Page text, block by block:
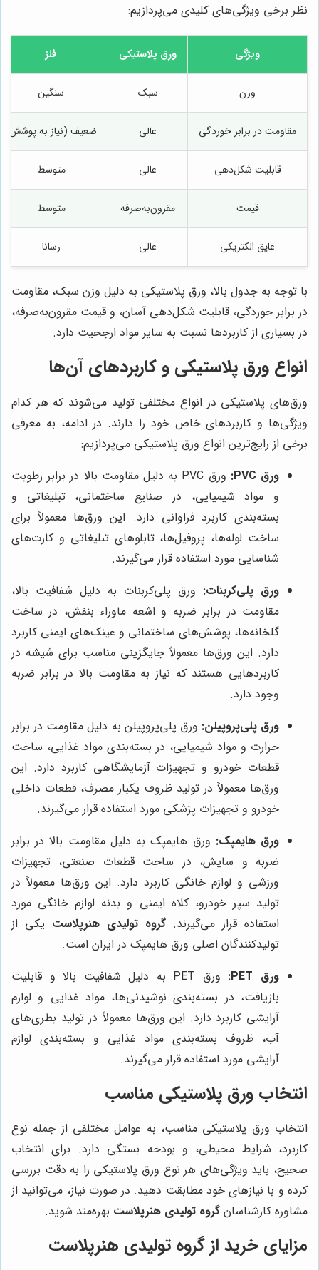
نظر برخی ویژگی‌های کلیدی می‌پردازیم:
ویژگی ورق پلاستیکی فلز
وزن سبک سنگین
مقاومت در برابر خوردگی عالی ضعیف (نیاز به پوشش)
قابلیت شکل‌دهی عالی متوسط
قیمت مقرون‌به‌صرفه متوسط
عایق الکتریکی عالی رسانا
با توجه به جدول بالا، ورق پلاستیکی به دلیل وزن سبک، مقاومت
در برابر خوردگی، قابلیت شکل‌دهی آسان، و قیمت مقرون‌به‌صرفه،
در بسیاری از کاربردها نسبت به سایر مواد ارجحیت دارد.
انواع ورق پلاستیکی و کاربردهای آن‌ها
ورق‌های پلاستیکی در انواع مختلفی تولید می‌شوند که هر کدام
ویژگی‌ها و کاربردهای خاص خود را دارند. در ادامه، به معرفی
برخی از رایج‌ترین انواع ورق پلاستیکی می‌پردازیم:
ورق PVC:
ورق PVC به دلیل مقاومت بالا در برابر رطوبت
و مواد شیمیایی، در صنایع ساختمانی، تبلیغاتی و
بسته‌بندی کاربرد فراوانی دارد. این ورق‌ها معمولاً برای
ساخت لوله‌ها، پروفیل‌ها، تابلوهای تبلیغاتی و کارت‌های
شناسایی مورد استفاده قرار می‌گیرند.
ورق پلی‌کربنات: ورق پلی‌کربنات به دلیل شفافیت بالا،
مقاومت در برابر ضربه و اشعه ماوراء بنفش، در ساخت
گلخانه‌ها، پوشش‌های ساختمانی و عینک‌های ایمنی کاربرد
دارد. این ورق‌ها معمولاً جایگزینی مناسب برای شیشه در
کاربردهایی هستند که نیاز به مقاومت بالا در برابر ضربه
وجود دارد.
ورق پلی‌پروپیلن: ورق پلی‌پروپیلن به دلیل مقاومت در برابر
حرارت و مواد شیمیایی، در بسته‌بندی مواد غذایی، ساخت
قطعات خودرو و تجهیزات آزمایشگاهی کاربرد دارد. این
ورق‌ها معمولاً در تولید ظروف یکبار مصرف، قطعات داخلی
خودرو و تجهیزات پزشکی مورد استفاده قرار می‌گیرند.
ورق هایمپک: ورق هایمپک به دلیل مقاومت بالا در برابر
ضربه و سایش، در ساخت قطعات صنعتی، تجهیزات
ورزشی و لوازم خانگی کاربرد دارد. این ورق‌ها معمولاً در
تولید سپر خودرو، کلاه ایمنی و بدنه لوازم خانگی مورد
استفاده قرار می‌گیرند. گروه تولیدی هنرپلاست یکی از
تولیدکنندگان اصلی ورق هایمپک در ایران است.
ورق PET:
ورق PET به دلیل شفافیت بالا و قابلیت
بازیافت، در بسته‌بندی نوشیدنی‌ها، مواد غذایی و لوازم
آرایشی کاربرد دارد. این ورق‌ها معمولاً در تولید بطری‌های
آب، ظروف بسته‌بندی مواد غذایی و بسته‌بندی لوازم
آرایشی مورد استفاده قرار می‌گیرند.
انتخاب ورق پلاستیکی مناسب
انتخاب ورق پلاستیکی مناسب، به عوامل مختلفی از جمله نوع
کاربرد، شرایط محیطی، و بودجه بستگی دارد. برای انتخاب
صحیح، باید ویژگی‌های هر نوع ورق پلاستیکی را به دقت بررسی
کرده و با نیازهای خود مطابقت دهید. در صورت نیاز، می‌توانید از
مشاوره کارشناسان گروه تولیدی هنرپلاست بهره‌مند شوید.
مزایای خرید ازگروه تولیدی هنرپلاست